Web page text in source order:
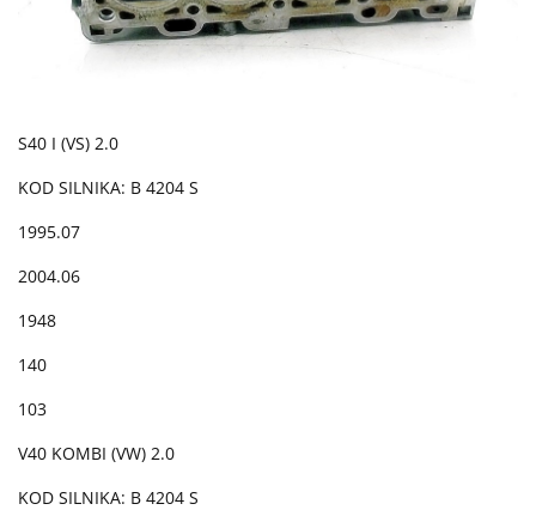
S40 I (VS) 2.0
KOD SILNIKA: B 4204 S
1995.07
2004.06
1948
140
103
V40 KOMBI (VW) 2.0
KOD SILNIKA: B 4204 S